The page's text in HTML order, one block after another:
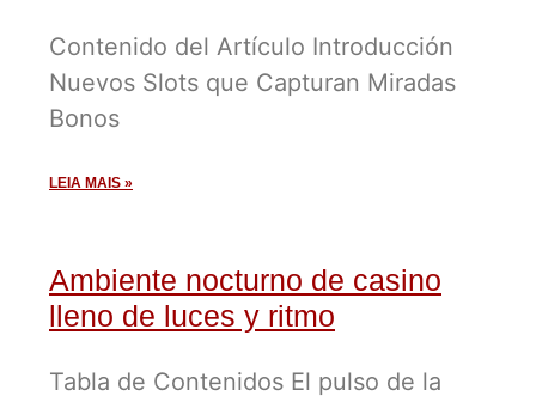
Contenido del Artículo Introducción
Nuevos Slots que Capturan Miradas
Bonos
LEIA MAIS »
Ambiente nocturno de casino
lleno de luces y ritmo
Tabla de Contenidos El pulso de la